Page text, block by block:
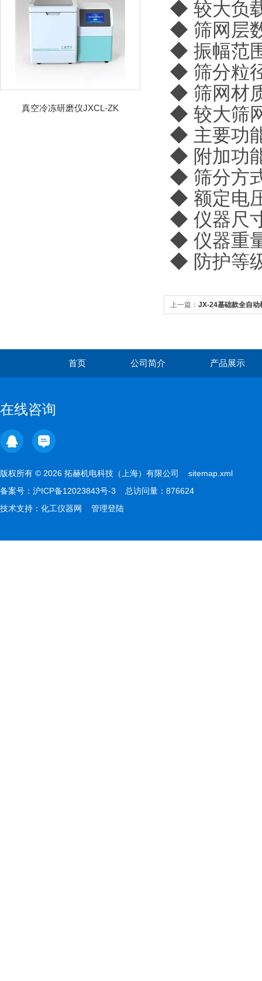
真空冷冻研磨仪JXCL-ZK
◆ 较大负
◆ 筛网层
◆ 振幅范
◆ 筛分粒
◆ 筛网材
◆ 较大筛
◆ 主要功
◆ 附加功
◆ 筛分方
◆ 额定电
◆ 仪器尺
◆ 仪器重
◆ 防护等
上一篇： JX-24基础款全自动
首页 公司简介 产品展示
在线咨询
版权所有 © 2026 拓赫机电科技（上海）有限公司 sitemap.xml
备案号： 沪ICP备12023843号-3 总访问量：876624
技术支持： 化工仪器网 管理登陆